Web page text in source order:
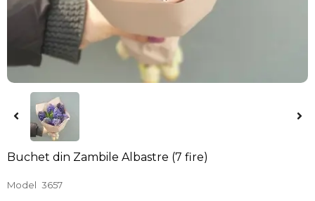
Buchet din Zambile Albastre (7 fire)
Model 3657